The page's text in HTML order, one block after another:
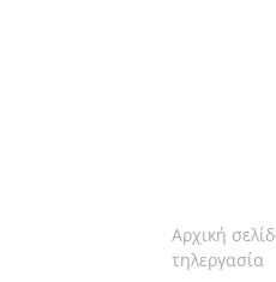
Αρχική
τηλεργασία